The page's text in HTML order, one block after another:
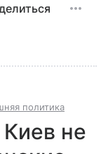
политика
не